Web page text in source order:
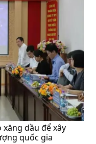
dầu để xây
quốc gia